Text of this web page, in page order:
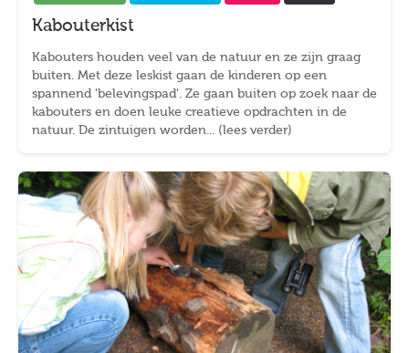
Kabouterkist
Kabouters houden veel van de natuur en ze zijn graag
buiten. Met deze leskist gaan de kinderen op een
spannend 'belevingspad'. Ze gaan buiten op zoek naar de
kabouters en doen leuke creatieve opdrachten in de
natuur. De zintuigen worden... (lees verder)